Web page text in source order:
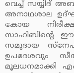
വെച്ച് സയ്യിദ്
അനാഥശാല
കോയ
സാഹിബിന്റെ
സമുദായ
ഉപദേശവും
മൂലധനമാക്കി